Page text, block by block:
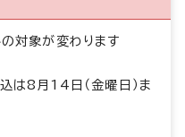
対象が変わります
は8月14日（金曜日）ま